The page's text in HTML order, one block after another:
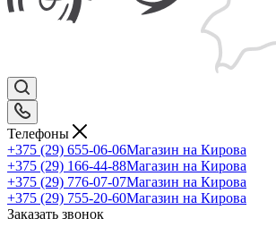
Телефоны
+375 (29) 655-06-06Магазин на Кирова
+375 (29) 166-44-88Магазин на Кирова
+375 (29) 776-07-07Магазин на Кирова
+375 (29) 755-20-60Магазин на Кирова
Заказать звонок